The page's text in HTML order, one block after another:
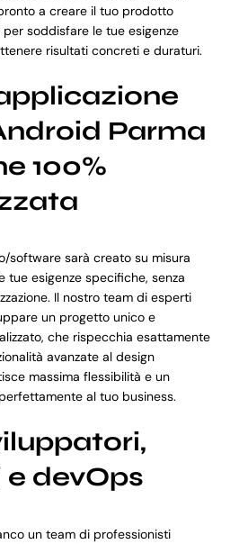
a creare il tuo prodotto
soddisfare le tue esigenze
risultati concreti e duraturi.
Parma
100%
software sarà creato su misura
tue esigenze specifiche, senza
Il nostro team di esperti
un progetto unico e
che rispecchia esattamente
avanzate al design
massima flessibilità e un
al tuo business.
devOps
un team di professionisti